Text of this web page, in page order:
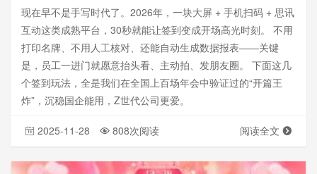
现在早不是手写时代了。2026年，一块大屏 + 手机扫码 + 思讯
互动这类成熟平台，30秒就能让签到变成开场高光时刻。 不用
打印名牌、不用人工核对、还能自动生成数据报表——关键
是，员工一进门就愿意抬头看、主动拍、发朋友圈。 下面这几
个签到玩法，全是我们在全国上百场年会中验证过的“开篇王
炸”，沉稳国企能用，Z世代公司更爱。
2025-11-28 808次阅读 阅读全文